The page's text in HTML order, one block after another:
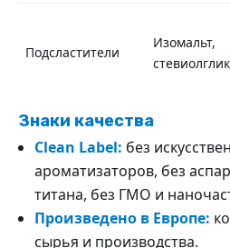
Подсластители
Изомальт,
Знаки качества
Clean Label: без
ароматизаторов, без
титана, без ГМО и
Произведено в Европе:
сырья и производства.